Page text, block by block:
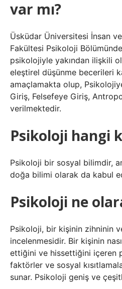
var mı?
Üsküdar Üniversitesi İnsan
Fakültesi Psikoloji
psikolojiyle yakından ilişkili
eleştirel düşünme becerileri
amaçlamakta olup,
Giriş, Felsefeye Giriş,
verilmektedir.
Psikoloji hangi
Psikoloji bir sosyal bilimdir,
doğa bilimi olarak da kabul
Psikoloji ne
Psikoloji, bir kişinin zihninin ve
incelenmesidir. Bir kişinin
ettiğini ve hissettiğini içeren
faktörler ve sosyal
sunar. Psikoloji geniş ve